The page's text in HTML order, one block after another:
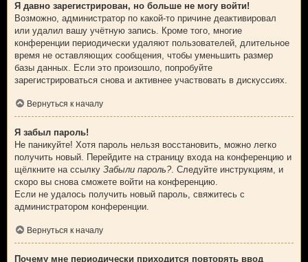
Я давно зарегистрирован, но больше не могу войти!
Возможно, администратор по какой-то причине деактивировал
или удалил вашу учётную запись. Кроме того, многие
конференции периодически удаляют пользователей, длительное
время не оставляющих сообщения, чтобы уменьшить размер
базы данных. Если это произошло, попробуйте
зарегистрироваться снова и активнее участвовать в дискуссиях.
Вернуться к началу
Я забыл пароль!
Не паникуйте! Хотя пароль нельзя восстановить, можно легко
получить новый. Перейдите на страницу входа на конференцию и
щёлкните на ссылку Забыли пароль?. Следуйте инструкциям, и
скоро вы снова сможете войти на конференцию.
Если не удалось получить новый пароль, свяжитесь с
администратором конференции.
Вернуться к началу
Почему мне периодически приходится повторять ввод